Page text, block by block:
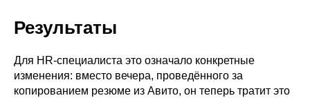
Результаты
Для HR-специалиста это означало конкретные
изменения: вместо вечера, проведённого за
копированием резюме из Авито, он теперь тратит это